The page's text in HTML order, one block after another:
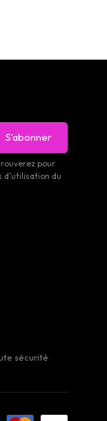
S’abonner
pour
d'utilisation du
sécurité